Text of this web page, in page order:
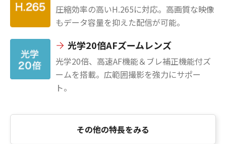
圧縮効率の高いH.265に対応。高画質な映像
もデータ容量を抑えた配信が可能。
光学20倍AFズームレンズ
光学20倍、高速AF機能＆ブレ補正機能付ズ
ームを搭載。広範囲撮影を強力にサポー
ト。
その他の特長をみる